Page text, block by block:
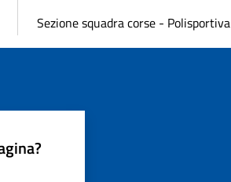
Sezione squadra corse - Polisportiva